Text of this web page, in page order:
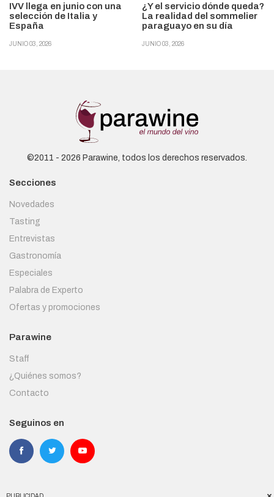
IVV llega en junio con una
selección de Italia y
España
JUNIO 03, 2026
¿Y el servicio dónde queda?
La realidad del sommelier
paraguayo en su día
JUNIO 03, 2026
©2011 - 2026 Parawine, todos los derechos reservados.
Secciones
Novedades
Tasting
Entrevistas
Gastronomía
Especiales
Palabra de Experto
Ofertas y promociones
Parawine
Staff
¿Quiénes somos?
Contacto
Seguinos en